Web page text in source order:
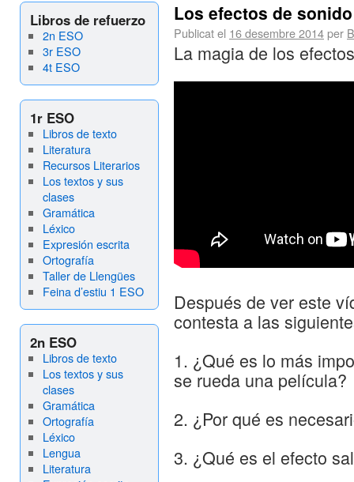
Libros de refuerzo
2n ESO
3r ESO
4t ESO
1r ESO
Libros de texto
Literatura
Recursos Literarios
Los textos y sus
clases
Gramática
Léxico
Expresión escrita
Ortografía
Taller de Llengües
Feina d’estiu 1 ESO
2n ESO
Libros de texto
Los textos y sus
clases
Gramática
Ortografía
Léxico
Lengua
Literatura
Los efectos de sonido
Publicat el 16 desembre 2014per
La magia de los
Después de ver este
contesta a las
1. ¿Qué es lo más
se rueda una película?
2. ¿Por qué es
3. ¿Qué es el efecto